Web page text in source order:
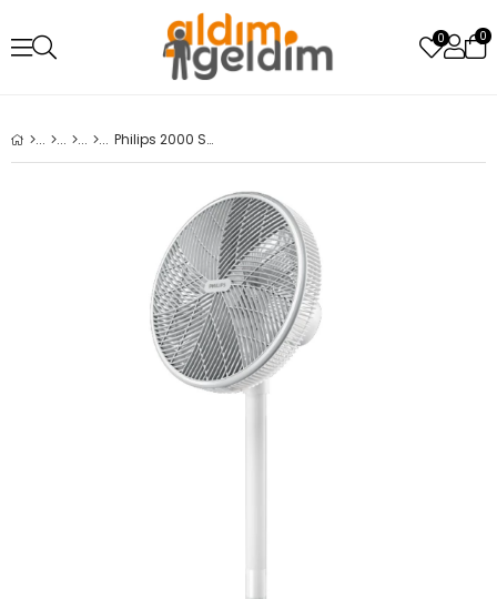
0 0
Philips 2000 Serisi CX2550/00 Ayaklı Vantilatör